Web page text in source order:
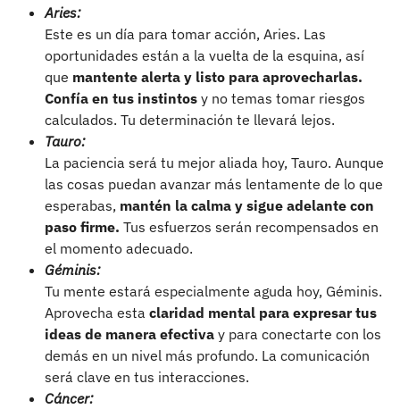
Aries:
Este es un día para tomar acción, Aries. Las
oportunidades están a la vuelta de la esquina, así
que mantente alerta y listo para aprovecharlas.
Confía en tus instintos y no temas tomar riesgos
calculados. Tu determinación te llevará lejos.
Tauro:
La paciencia será tu mejor aliada hoy, Tauro. Aunque
las cosas puedan avanzar más lentamente de lo que
esperabas, mantén la calma y sigue adelante con
paso firme. Tus esfuerzos serán recompensados en
el momento adecuado.
Géminis:
Tu mente estará especialmente aguda hoy, Géminis.
Aprovecha esta claridad mental para expresar tus
ideas de manera efectiva y para conectarte con los
demás en un nivel más profundo. La comunicación
será clave en tus interacciones.
Cáncer: